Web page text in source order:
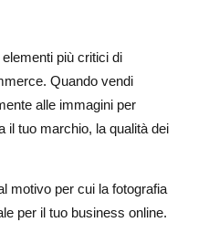
più critici di
Quando vendi
alle immagini per
il tuo marchio, la qualità dei
motivo per cui la fotografia
per il tuo business online.